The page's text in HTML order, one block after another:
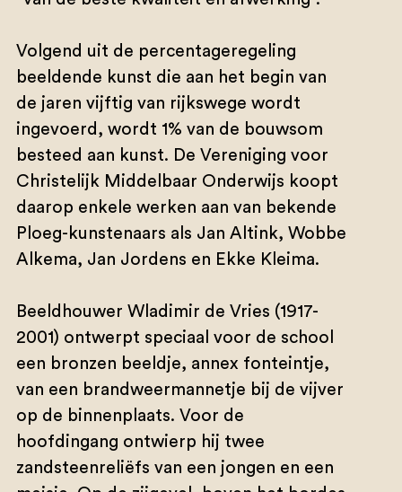
Volgend uit de percentageregeling
beeldende kunst die aan het begin van
de jaren vijftig van rijkswege wordt
ingevoerd, wordt 1% van de bouwsom
besteed aan kunst. De Vereniging voor
Christelijk Middelbaar Onderwijs koopt
daarop enkele werken aan van bekende
Ploeg-kunstenaars als Jan Altink, Wobbe
Alkema, Jan Jordens en Ekke Kleima.
Beeldhouwer Wladimir de Vries (1917-
2001) ontwerpt speciaal voor de school
een bronzen beeldje, annex fonteintje,
van een brandweermannetje bij de vijver
op de binnenplaats. Voor de
hoofdingang ontwierp hij twee
zandsteenreliëfs van een jongen en een